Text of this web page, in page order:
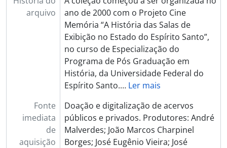
arquivo
ano de 2000 com o Projeto Cine
Memória “A História das Salas de
Exibição no Estado do Espírito Santo”,
no curso de Especialização do
Programa de Pós Graduação em
História, da Universidade Federal do
Espírito Santo.… Ler mais
Fonte
imediata
de
aquisição
Doação e digitalização de acervos
públicos e privados. Produtores: André
Malverdes; João Marcos Charpinel
Borges; José Eugênio Vieira; José